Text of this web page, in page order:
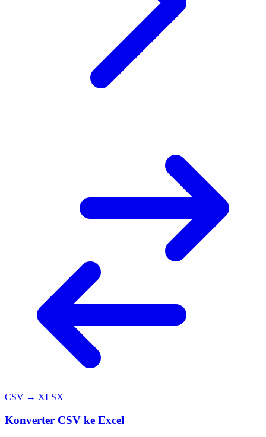
CSV → XLSX
Konverter CSV ke Excel